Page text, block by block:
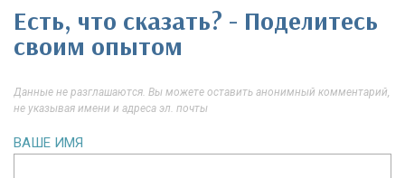
Есть, что сказать? - Поделитесь
своим опытом
Данные не разглашаются. Вы можете оставить анонимный комментарий,
не указывая имени и адреса эл. почты
ВАШЕ ИМЯ